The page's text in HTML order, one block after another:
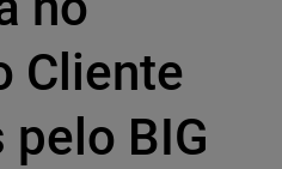
Cliente
BIG